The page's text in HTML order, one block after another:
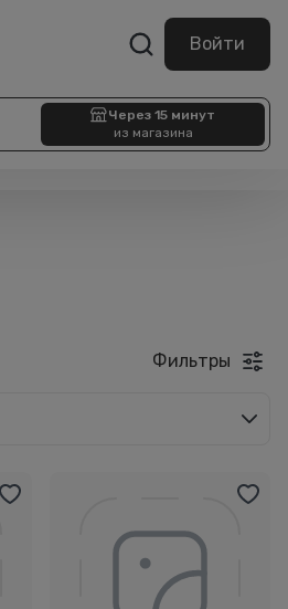
Войти
Через 15 минут
из магазина
Фильтры